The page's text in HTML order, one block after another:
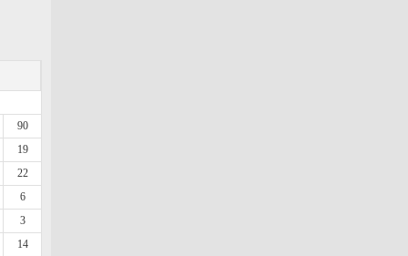
90
19
22
6
3
14